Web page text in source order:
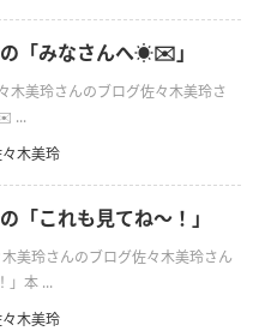
「みなさんへ☀️✉️」
木美玲さんのブログ佐々木美玲さ
...
木美玲
「これも見てね〜！」
美玲さんのブログ佐々木美玲さん
」本 ...
木美玲